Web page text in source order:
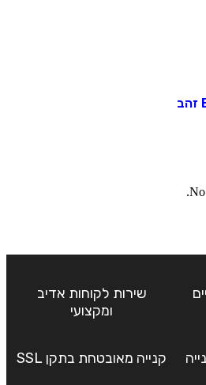
No
שירות לקוחות אדיב
ומקצועי
קנייה מאובטחת בתקן SSL